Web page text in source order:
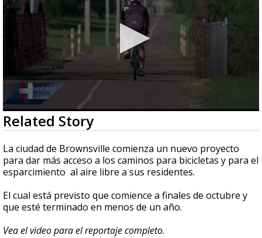
0
seconds
of
2
minutes,
29
seconds
Related Story
La ciudad de Brownsville comienza un nuevo proyecto
para dar más acceso a los caminos para bicicletas y para el
esparcimiento al aire libre a sus residentes.
El cual está previsto que comience a finales de octubre y
que esté terminado en menos de un año.
Vea el video para el reportaje completo.